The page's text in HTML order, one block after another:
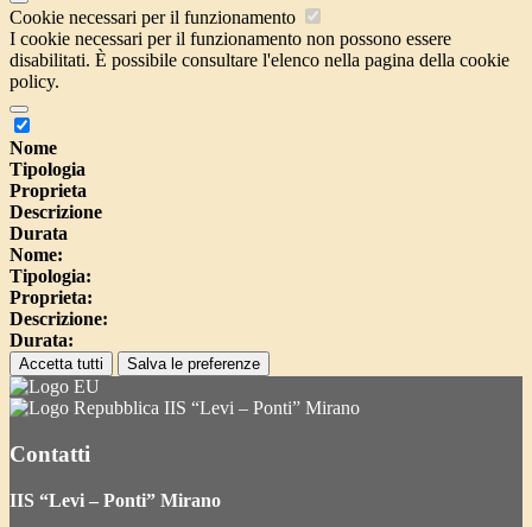
Cookie necessari per il funzionamento
I cookie necessari per il funzionamento non possono essere
disabilitati. È possibile consultare l'elenco nella pagina della cookie
policy.
Nome
Tipologia
Proprieta
Descrizione
Durata
Nome:
Tipologia:
Proprieta:
Descrizione:
Durata:
Accetta tutti Salva le preferenze
IIS “Levi – Ponti” Mirano
Contatti
IIS “Levi – Ponti” Mirano